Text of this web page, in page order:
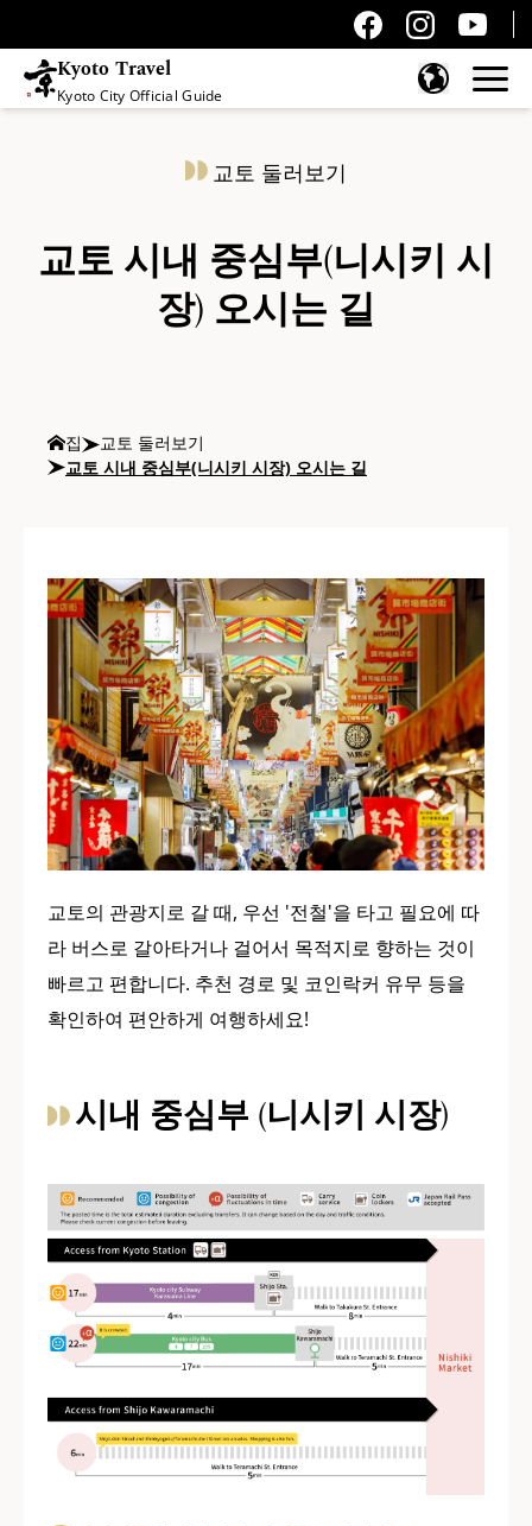
Kyoto Travel
Kyoto City Official Guide
교토 둘러보기
교토 시내 중심부(니시키 시
장) 오시는 길
집
교토 둘러보기
교토 시내 중심부(니시키 시장) 오시는 길
교토의 관광지로 갈 때, 우선 '전철'을 타고 필요에 따
라 버스로 갈아타거나 걸어서 목적지로 향하는 것이
빠르고 편합니다. 추천 경로 및 코인락커 유무 등을
확인하여 편안하게 여행하세요!
시내 중심부 (니시키 시장)